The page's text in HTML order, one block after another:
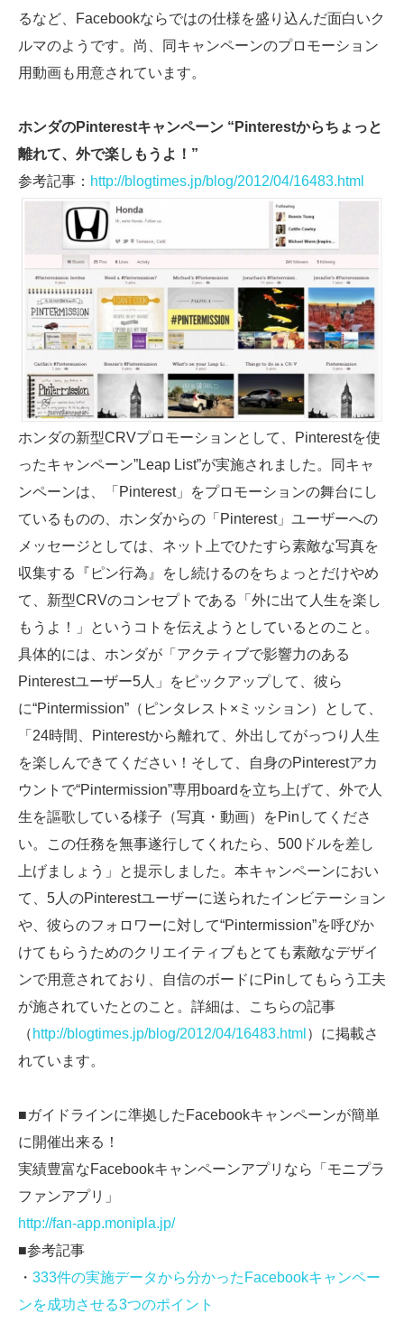
るなど、Facebookならではの仕様を盛り込んだ面白いク
ルマのようです。尚、同キャンペーンのプロモーション
用動画も用意されています。
ホンダのPinterestキャンペーン “Pinterestからちょっと
離れて、外で楽しもうよ！”
参考記事： http://blogtimes.jp/blog/2012/04/16483.html
ホンダの新型CRVプロモーションとして、Pinterestを使
ったキャンペーン”Leap List”が実施されました。同キャ
ンペーンは、「Pinterest」をプロモーションの舞台にし
ているものの、ホンダからの「Pinterest」ユーザーへの
メッセージとしては、ネット上でひたすら素敵な写真を
収集する『ピン行為』をし続けるのをちょっとだけやめ
て、新型CRVのコンセプトである「外に出て人生を楽し
もうよ！」というコトを伝えようとしているとのこと。
具体的には、ホンダが「アクティブで影響力のある
Pinterestユーザー5人」をピックアップして、彼ら
に“Pintermission”（ピンタレスト×ミッション）として、
「24時間、Pinterestから離れて、外出してがっつり人生
を楽しんできてください！そして、自身のPinterestアカ
ウントで“Pintermission”専用boardを立ち上げて、外で人
生を謳歌している様子（写真・動画）をPinしてくださ
い。この任務を無事遂行してくれたら、500ドルを差し
上げましょう」と提示しました。本キャンペーンにおい
て、5人のPinterestユーザーに送られたインビテーション
や、彼らのフォロワーに対して“Pintermission”を呼びか
けてもらうためのクリエイティブもとても素敵なデザイ
ンで用意されており、自信のボードにPinしてもらう工夫
が施されていたとのこと。詳細は、こちらの記事
（ http://blogtimes.jp/blog/2012/04/16483.html ）に掲載さ
れています。
■ガイドラインに準拠したFacebookキャンペーンが簡単
に開催出来る！
実績豊富なFacebookキャンペーンアプリなら「モニプラ
ファンアプリ」
http://fan-app.monipla.jp/
■参考記事
・ 333件の実施データから分かったFacebookキャンペー
ンを成功させる3つのポイント